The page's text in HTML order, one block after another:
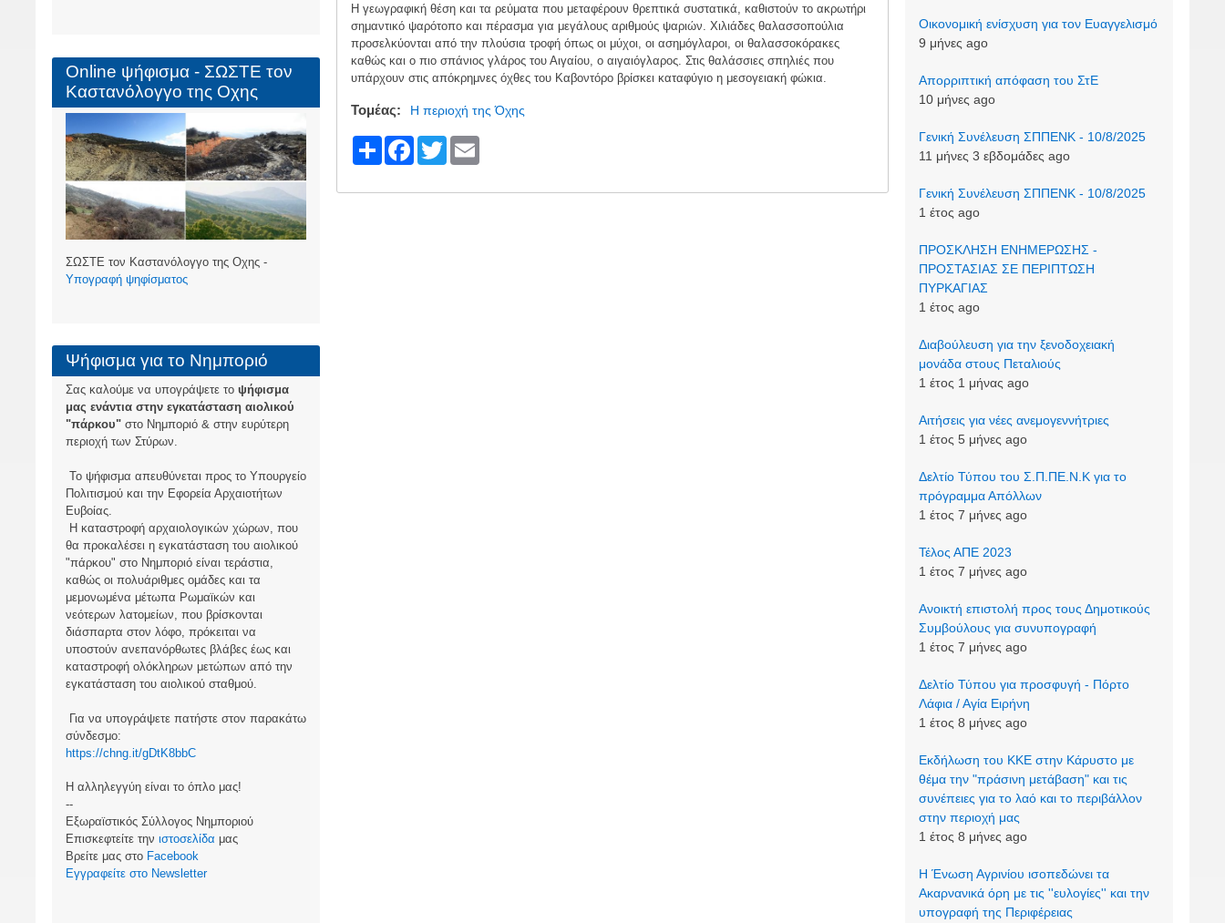
Η γεωγραφική θέση και τα ρεύματα που μεταφέρουν θρεπτικά συστατικά, καθιστούν το ακρωτήρι
σημαντικό ψαρότοπο και πέρασμα για μεγάλους αριθμούς ψαριών. Χιλιάδες θαλασσοπούλια
προσελκύονται από την πλούσια τροφή όπως οι μύχοι, οι ασημόγλαροι, οι θαλασσοκόρακες
καθώς και ο πιο σπάνιος γλάρος του Αιγαίου, ο αιγαιόγλαρος. Στις θαλάσσιες σπηλιές που
υπάρχουν στις απόκρημνες όχθες του Καβοντόρο βρίσκει καταφύγιο η μεσογειακή φώκια.
Τομέας Η περιοχή της Όχης
S F T E
Online ψήφισμα - ΣΩΣΤΕ τον
Καστανόλογγο της Οχης
ΣΩΣΤΕ τον Καστανόλογγο της Οχης -
Υπογραφή ψηφίσματος
Ψήφισμα για το Νημποριό
Σας καλούμε να υπογράψετε το ψήφισμα
μας ενάντια στην εγκατάσταση αιολικού
"πάρκου"στο Νημποριό & στην ευρύτερη
περιοχή των Στύρων.
Το ψήφισμα απευθύνεται προς το Υπουργείο
Πολιτισμού και την Εφορεία Αρχαιοτήτων
Ευβοίας.
Η καταστροφή αρχαιολογικών χώρων, που
θα προκαλέσει η εγκατάσταση του αιολικού
"πάρκου" στο Νημποριό είναι τεράστια,
καθώς οι πολυάριθμες ομάδες και τα
μεμονωμένα μέτωπα Ρωμαϊκών και
νεότερων λατομείων, που βρίσκονται
διάσπαρτα στον λόφο, πρόκειται να
υποστούν ανεπανόρθωτες βλάβες έως και
καταστροφή ολόκληρων μετώπων από την
εγκατάσταση του αιολικού σταθμού.
Για να υπογράψετε πατήστε στον παρακάτω
σύνδεσμο:
https://chng.it/gDtK8bbC
Η αλληλεγγύη είναι το όπλο μας!
--
Εξωραϊστικός Σύλλογος Νημποριού
Επισκεφτείτε την ιστοσελίδα μας
Βρείτε μας στο Facebook
Eγγραφείτε στο Newsletter
Οικονομική ενίσχυση για τον Ευαγγελισμό
9 μήνες ago
Απορριπτική απόφαση του ΣτΕ
10 μήνες ago
Γενική Συνέλευση ΣΠΠΕΝΚ - 10/8/2025
11 μήνες 3 εβδομάδες ago
Γενική Συνέλευση ΣΠΠΕΝΚ - 10/8/2025
1 έτος ago
ΠΡΟΣΚΛΗΣΗ ΕΝΗΜΕΡΩΣΗΣ -
ΠΡΟΣΤΑΣΙΑΣ ΣΕ ΠΕΡΙΠΤΩΣΗ
ΠΥΡΚΑΓΙΑΣ
1 έτος ago
Διαβούλευση για την ξενοδοχειακή
μονάδα στους Πεταλιούς
1 έτος 1 μήνας ago
Αιτήσεις για νέες ανεμογεννήτριες
1 έτος 5 μήνες ago
Δελτίο Τύπου του Σ.Π.ΠΕ.Ν.Κ για το
πρόγραμμα Απόλλων
1 έτος 7 μήνες ago
Τέλος ΑΠΕ 2023
1 έτος 7 μήνες ago
Ανοικτή επιστολή προς τους Δημοτικούς
Συμβούλους για συνυπογραφή
1 έτος 7 μήνες ago
Δελτίο Τύπου για προσφυγή - Πόρτο
Λάφια / Αγία Ειρήνη
1 έτος 8 μήνες ago
Εκδήλωση του ΚΚΕ στην Κάρυστο με
θέμα την "πράσινη μετάβαση" και τις
συνέπειες για το λαό και το περιβάλλον
στην περιοχή μας
1 έτος 8 μήνες ago
Η Ένωση Αγρινίου ισοπεδώνει τα
Ακαρνανικά όρη με τις ''ευλογίες'' και την
υπογραφή της Περιφέρειας